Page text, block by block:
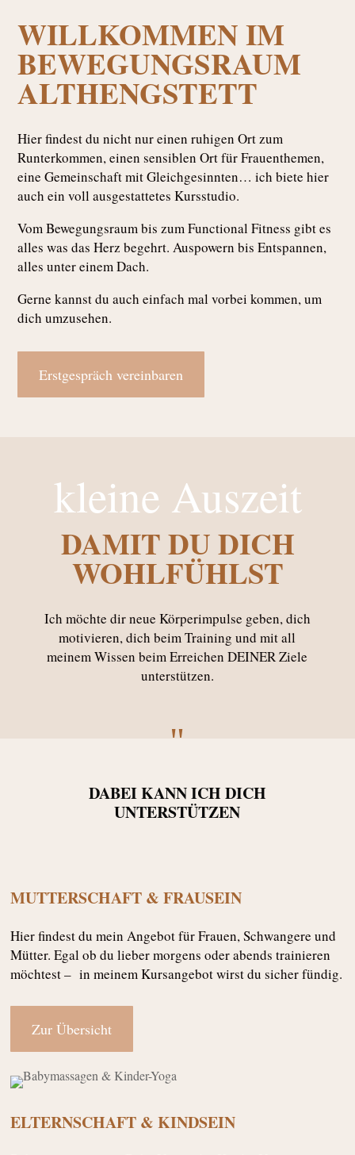
WILLKOMMEN IM
BEWEGUNGSRAUM
ALTHENGSTETT
Hier findest du nicht nur einen ruhigen Ort zum
Runterkommen, einen sensiblen Ort für Frauenthemen,
eine Gemeinschaft mit Gleichgesinnten… ich biete hier
auch ein voll ausgestattetes Kursstudio.
Vom Bewegungsraum bis zum Functional Fitness gibt es
alles was das Herz begehrt. Auspowern bis Entspannen,
alles unter einem Dach.
Gerne kannst du auch einfach mal vorbei kommen, um
dich umzusehen.
Erstgespräch vereinbaren
kleine Auszeit
DAMIT DU DICH
WOHLFÜHLST
Ich möchte dir neue Körperimpulse geben, dich
motivieren, dich beim Training und mit all
meinem Wissen beim Erreichen DEINER Ziele
unterstützen.
"
DABEI KANN ICH DICH
UNTERSTÜTZEN
MUTTERSCHAFT & FRAUSEIN
Hier findest du mein Angebot für Frauen, Schwangere und
Mütter. Egal ob du lieber morgens oder abends trainieren
möchtest – in meinem Kursangebot wirst du sicher fündig.
Zur Übersicht
ELTERNSCHAFT & KINDSEIN